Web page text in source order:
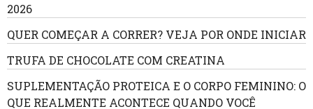
2026
QUER COMEÇAR A CORRER? VEJA POR ONDE INICIAR
TRUFA DE CHOCOLATE COM CREATINA
SUPLEMENTAÇÃO PROTEICA E O CORPO FEMININO: O
QUE REALMENTE ACONTECE QUANDO VOCÊ